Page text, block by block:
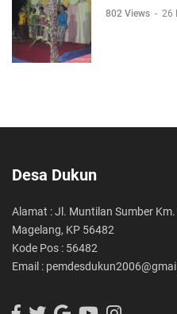
802 Views - 26
Desa Dukun
Alamat : Jl. Muntilan Sumber
Magelang, KP 56482
Kode Pos : 56482
Email :